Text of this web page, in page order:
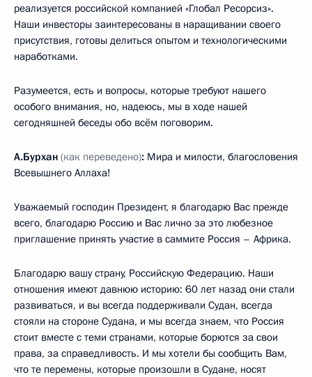
реализуется российской компанией «Глобал Ресорсиз».
Наши инвесторы заинтересованы в наращивании своего
присутствия, готовы делиться опытом и технологическими
наработками.
Разумеется, есть и вопросы, которые требуют нашего
особого внимания, но, надеюсь, мы в ходе нашей
сегодняшней беседы обо всём поговорим.
А.Бурхан (как переведено): Мира и милости, благословения
Всевышнего Аллаха!
Уважаемый господин Президент, я благодарю Вас прежде
всего, благодарю Россию и Вас лично за это любезное
приглашение принять участие в саммите Россия – Африка.
Благодарю вашу страну, Российскую Федерацию. Наши
отношения имеют давнюю историю: 60 лет назад они стали
развиваться, и вы всегда поддерживали Судан, всегда
стояли на стороне Судана, и мы всегда знаем, что Россия
стоит вместе с теми странами, которые борются за свои
права, за справедливость. И мы хотели бы сообщить Вам,
что те перемены, которые произошли в Судане, носят